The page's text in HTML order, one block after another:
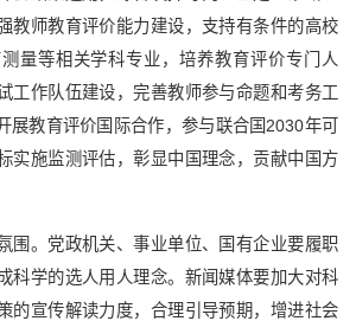
教师教育评价能力建设，支持有条件的高校
量等相关学科专业，培养教育评价专门人
工作队伍建设，完善教师参与命题和考务工
展教育评价国际合作，参与联合国2030年可
实施监测评估，彰显中国理念，贡献中国方
围。党政机关、事业单位、国有企业要履职
科学的选人用人理念。新闻媒体要加大对科
的宣传解读力度，合理引导预期，增进社会